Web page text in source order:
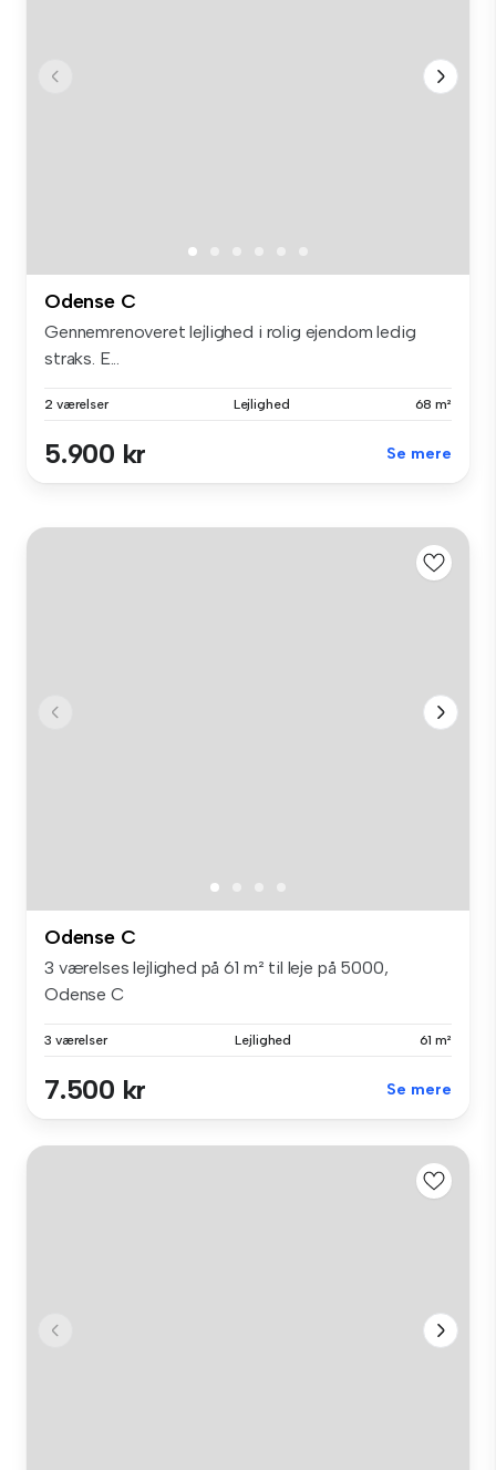
Odense C
Gennemrenoveret lejlighed i rolig ejendom ledig
straks. E...
2 værelser Lejlighed 68 m²
5.900 kr Se mere
Odense C
3 værelses lejlighed på 61 m² til leje på 5000,
Odense C
3 værelser Lejlighed 61 m²
7.500 kr Se mere